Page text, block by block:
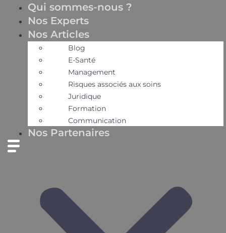
Qui sommes-nous ?
Nos Experts
Nos Articles
Blog
E-Santé
Management
Risques associés aux soins
Juridique
Formation
Communication
Nos Partenaires